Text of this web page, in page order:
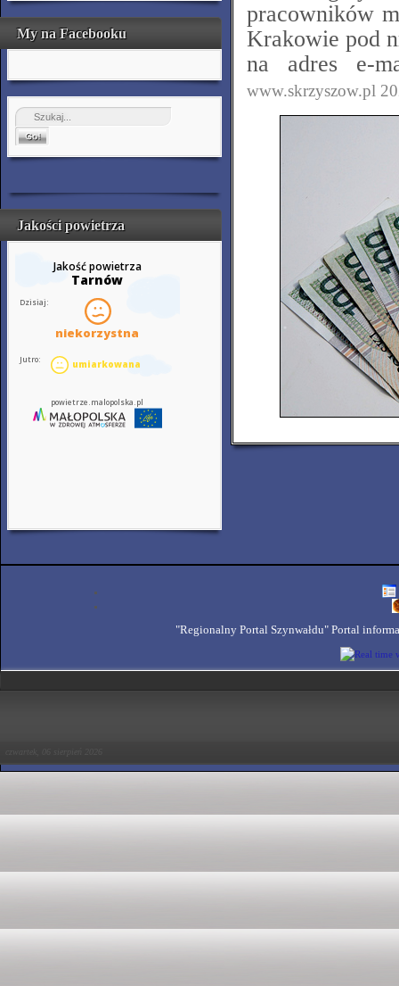
My na Facebooku
Jakości powietrza
pracowników
Krakowie pod
na adres e-
www.skrzyszow.pl
"Regionalny Portal Szynwałdu" Portal